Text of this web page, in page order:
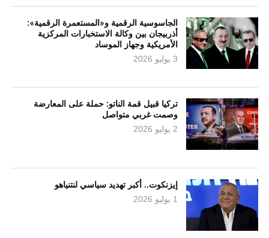
الجاسوسية الرقمية و«المستعمرة الرقمية»:
أذربيجان بين وكالة الاستخبارات المركزية
الأمريكية وجهاز الموساد
3 يوليو 2026
تركيا قبيل قمة الناتو: حملة على المعارضة
وصمت غربي متواصل
2 يوليو 2026
إيزنكوت.. أكبر تهديد سياسي لنتنياهو
1 يوليو 2026